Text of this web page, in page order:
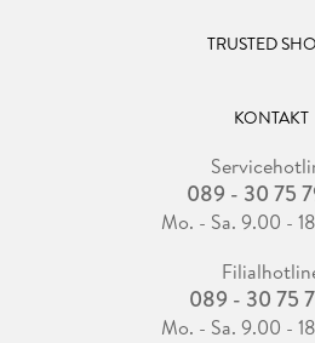
TRUSTED
KONTAKT
089 - 30 75
Mo. - Sa. 9.00 -
089 - 30 75
Mo. - Sa. 9.00 -